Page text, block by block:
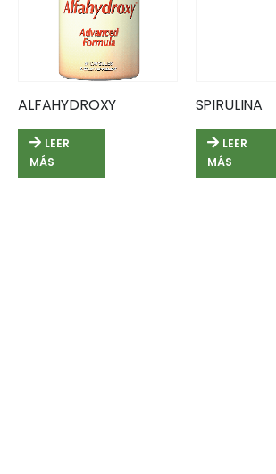
ALFAHYDROXY
LEER
MÁS
SPIRULINA
LEER
MÁS